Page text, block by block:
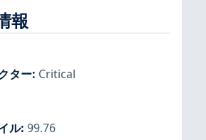
報
ター: Critical
ル: 99.76